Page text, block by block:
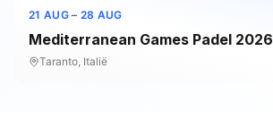
21 AUG– 28 AUG
Mediterranean Games Padel 2026
Taranto, Italië